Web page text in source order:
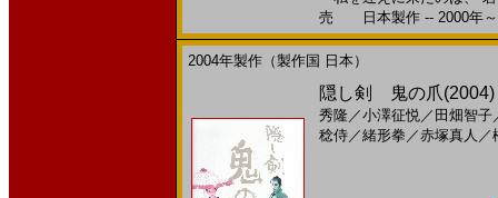
売 日本製作 -- 2000年～
2004年製作（製作国 日本）
隠し剣 鬼の爪(2004)
秀隆／小澤征悦／ 田畑智子
稔侍／緒形拳 ／赤塚真人 ／